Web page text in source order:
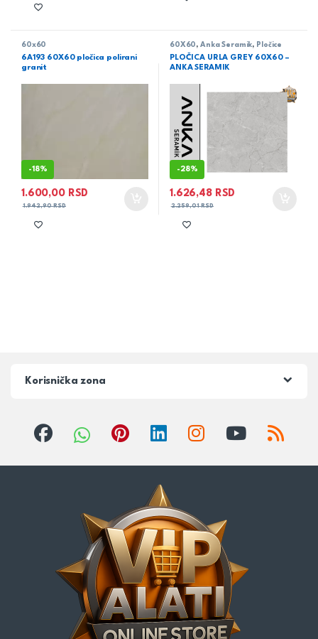
60x60
6A193 60X60 pločica polirani
granit
-18%
1.600,00 RSD
1.942,90RSD
60X60 ,Anka Seramik, Pločice
PLOČICA URLA GREY 60X60 –
ANKA SERAMIK
-28%
1.626,48 RSD
2.259,01RSD
Korisnička zona